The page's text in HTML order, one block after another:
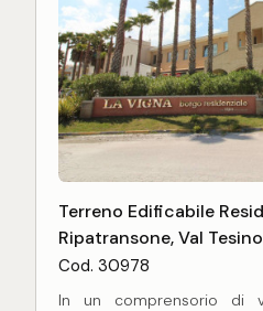
Terreno Edificabile
Ripatransone, Val Tesino
Cod. 30978
In un comprensorio di